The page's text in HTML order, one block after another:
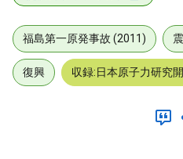
福島第一原発事故 (2011)
復興 収録:日本原子力研究